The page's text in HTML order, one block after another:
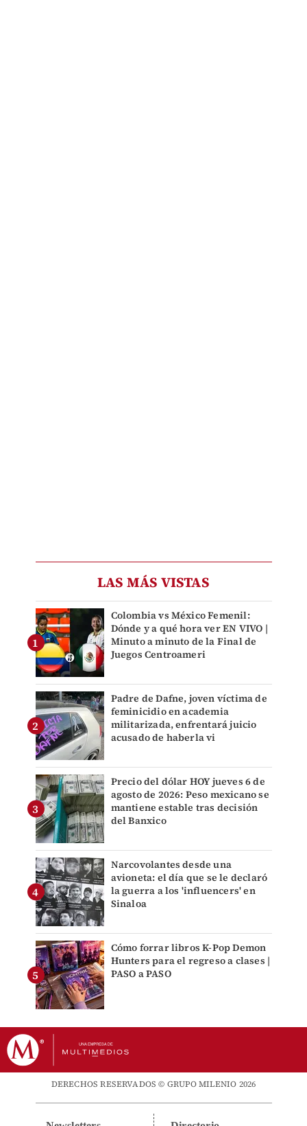
LAS MÁS VISTAS
Colombia vs México Femenil:
Dónde y a qué hora ver EN VIVO |
Minuto a minuto de la Final de
Juegos Centroameri
Padre de Dafne, joven víctima de
feminicidio en academia
militarizada, enfrentará juicio
acusado de haberla vi
Precio del dólar HOY jueves 6 de
agosto de 2026: Peso mexicano se
mantiene estable tras decisión
del Banxico
Narcovolantes desde una
avioneta: el día que se le declaró
la guerra a los 'influencers' en
Sinaloa
Cómo forrar libros K-Pop Demon
Hunters para el regreso a clases |
PASO a PASO
DERECHOS RESERVADOS © GRUPO MILENIO 2026